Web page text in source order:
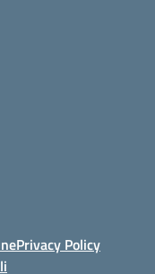
Privacy Policy